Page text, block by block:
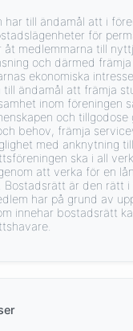
har till ändamål att i
för
åt medlemmarna till
och därmed främja
ekonomiska
till ändamål att främja
inom föreningen
och tillgodose
behov, främja
med anknytning
ska i all
att verka för en
Bostadsrätt är den rätt i
har på grund av
innehar bostadsrätt